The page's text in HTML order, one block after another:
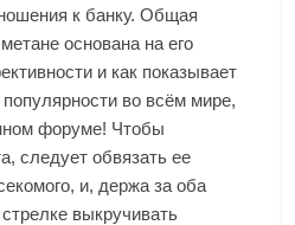
к банку. Общая
основана на его
и как показывает
популярности во всём мире,
форуме! Чтобы
следует обвязать ее
и, держа за оба
выкручивать